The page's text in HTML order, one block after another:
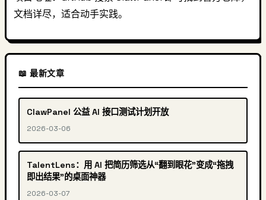
文档详尽，适合动手实践。
📖 最新文章
ClawPanel 公益 AI 接口测试计划开放
2026-03-06
TalentLens：用 AI 把简历筛选从“翻到眼花”变成“拖拽
即出结果”的桌面神器
2026-03-07